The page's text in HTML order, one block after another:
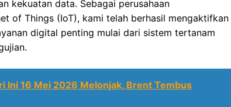
kekuatan data. Sebagai perusahaan
of Things (IoT), kami telah berhasil mengaktifkan
digital penting mulai dari sistem tertanam
Ini 16 Mei 2026 Melonjak, Brent Tembus